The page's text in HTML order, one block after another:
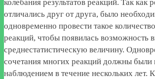
колебания результатов реакций. Так как
отличались друг от друга, было
одновременно провести такое
реакций, чтобы появилась возможность
среднестатистическую величину.
сочетания многих реакций должны были
наблюдением в течение нескольких лет.